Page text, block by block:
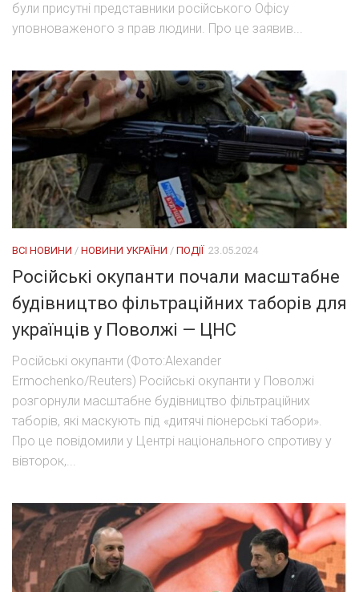
були присутні представники російського Офісу
уповноваженого з прав людини. Про це заявив...
ВСІ НОВИНИ / НОВИНИ УКРАЇНИ / ПОДІЇ 23.05.2024
Російські окупанти почали масштабне
будівництво фільтраційних таборів для
українців у Поволжі — ЦНС
Російські окупанти (Фото:Alexander
Ermochenko/Reuters) Російські окупанти у Поволжі
розгорнули масштабне будівництво фільтраційних
таборів, які маскують під «дитячі піонерські табори».
Про це повідомили у Центрі національного спротиву у
вівторок,...